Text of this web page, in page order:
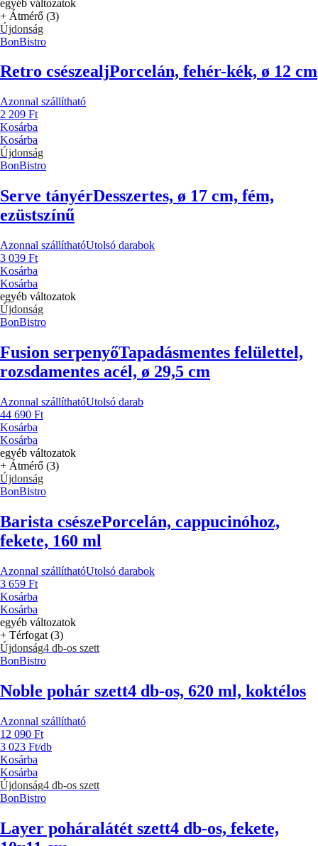
egyéb változatok
+ Átmérő (3)
Újdonság
BonBistro
Retro csészealjPorcelán, fehér-kék, ø 12 cm
Azonnal szállítható
2 209 Ft
Kosárba
Kosárba
Újdonság
BonBistro
Serve tányérDesszertes, ø 17 cm, fém,
ezüstszínű
Azonnal szállíthatóUtolsó darabok
3 039 Ft
Kosárba
Kosárba
egyéb változatok
Újdonság
BonBistro
Fusion serpenyőTapadásmentes felülettel,
rozsdamentes acél, ø 29,5 cm
Azonnal szállíthatóUtolsó darab
44 690 Ft
Kosárba
Kosárba
egyéb változatok
+ Átmérő (3)
Újdonság
BonBistro
Barista csészePorcelán, cappucinóhoz,
fekete, 160 ml
Azonnal szállíthatóUtolsó darabok
3 659 Ft
Kosárba
Kosárba
egyéb változatok
+ Térfogat (3)
Újdonság4 db-os szett
BonBistro
Noble pohár szett4 db-os, 620 ml, koktélos
Azonnal szállítható
12 090 Ft
3 023 Ft/db
Kosárba
Kosárba
Újdonság4 db-os szett
BonBistro
Layer poháralátét szett4 db-os, fekete,